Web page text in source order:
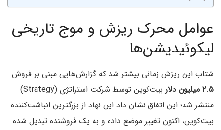
عوامل محرک ریزش و موج تاریخی
لیکوئیدیشن‌ها
شتاب این ریزش زمانی بیشتر شد که گزارش‌هایی مبنی بر فروش
۲.۵ میلیون دلار
بیت‌کوین توسط شرکت استراتژی (Strategy)
منتشر شد؛ این اتفاق نشان داد این نهاد از بزرگترین انباشت‌کننده
بیت‌کوین، اکنون تغییر موضع داده و به یک فروشنده تبدیل شده